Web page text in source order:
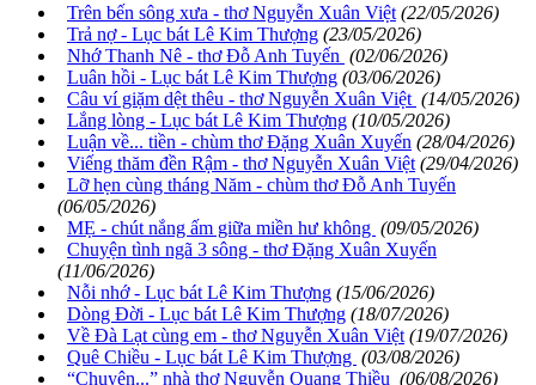
Trên bến sông xưa - thơ Nguyễn Xuân Việt (22/05/2026)
Trả nợ - Lục bát Lê Kim Thượng (23/05/2026)
Nhớ Thanh Nê - thơ Đỗ Anh Tuyến (02/06/2026)
Luân hồi - Lục bát Lê Kim Thượng (03/06/2026)
Câu ví giặm dệt thêu - thơ Nguyễn Xuân Việt (14/05/2026)
Lắng lòng - Lục bát Lê Kim Thượng (10/05/2026)
Luận về... tiền - chùm thơ Đặng Xuân Xuyến (28/04/2026)
Viếng thăm đền Rậm - thơ Nguyễn Xuân Việt (29/04/2026)
Lỡ hẹn cùng tháng Năm - chùm thơ Đỗ Anh Tuyến
(06/05/2026)
MẸ - chút nắng ấm giữa miền hư không (09/05/2026)
Chuyện tình ngã 3 sông - thơ Đặng Xuân Xuyến
(11/06/2026)
Nỗi nhớ - Lục bát Lê Kim Thượng (15/06/2026)
Dòng Đời - Lục bát Lê Kim Thượng (18/07/2026)
Về Đà Lạt cùng em - thơ Nguyễn Xuân Việt (19/07/2026)
Quê Chiều - Lục bát Lê Kim Thượng (03/08/2026)
“Chuyện...” nhà thơ Nguyễn Quang Thiều (06/08/2026)